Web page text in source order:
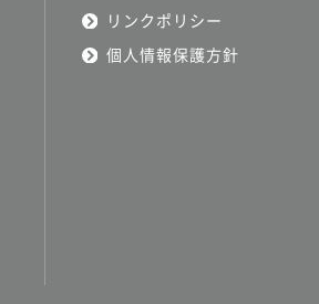
リンクポリシー
個人情報保護方針